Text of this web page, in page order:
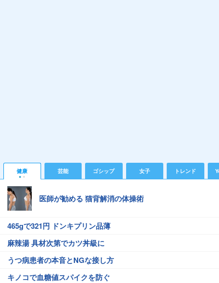
健康 芸能 ゴシップ 女子 トレンド
医師が勧める 猫背解消の体操術
465gで321円 ドンキプリン品薄
麻辣湯 具材次第でカツ丼級に
うつ病患者の本音とNGな接し方
キノコで血糖値スパイクを防ぐ